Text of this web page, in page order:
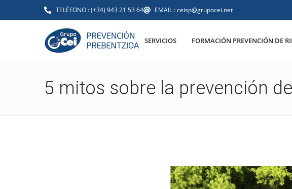
TELÉFONO : (+34) 943 21 53 64 EMAIL : ceisp@grupocei.net
SERVICIOS FORMACIÓN PREVENCIÓN DE
5 mitos sobre la prevención